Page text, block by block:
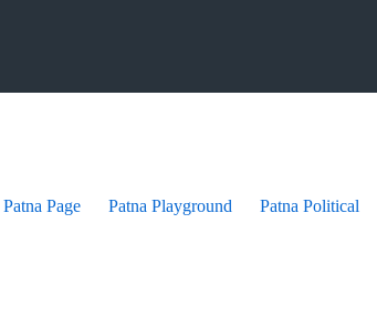
Patna Page Patna Playground Patna Political